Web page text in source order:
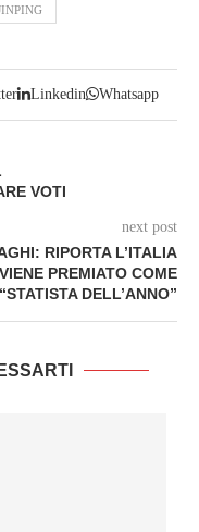
Linkedin Whatsapp
VOTI
next post
RIPORTA L’ITALIA
PREMIATO COME
“STATISTA DELL’ANNO”